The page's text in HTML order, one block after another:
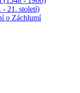
- 21. století)
o Záchlumí